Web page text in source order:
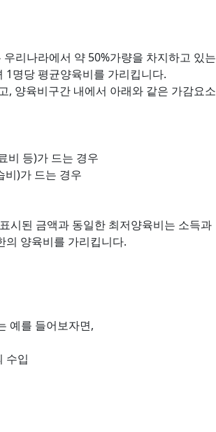
리나라에서 약 50%가량을 차지하고 있는
1명당 평균양육비를 가리킵니다.
, 양육비구간 내에서 아래와 같은 가감요소
비 등)가 드는 경우
)가 드는 경우
시된 금액과 동일한 최저양육비는 소득과
의 양육비를 가리킵니다.
예를 들어보자면,
수입